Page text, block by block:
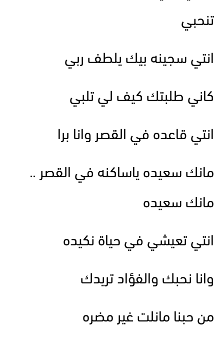
تنحبي
انتي سجينه بيك يلطف ربي
كاني طلبتك كيف لي تلبي
انتي قاعده في القصر وانا برا
مانك سعيده ياساكنه في القصر ..
مانك سعيده
انتي تعيشي في حياة نكيده
وانا نحبك والفؤاد تريدك
من حبنا مانلت غير مضره